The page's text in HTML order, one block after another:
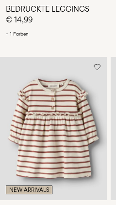
BEDRUCKTE LEGGINGS
€ 14,99
+ 1 Farben
NEW ARRIVALS